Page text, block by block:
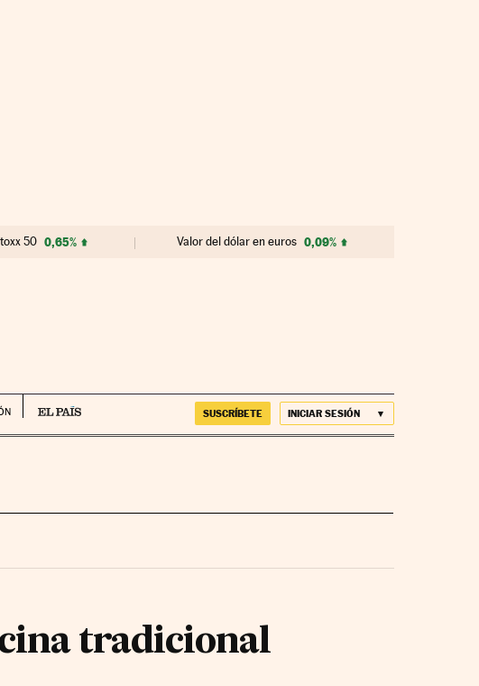
50 0,65% Valor del dólar en euros 0,09%
SUSCRÍBETE INICIAR SESIÓN
tradicional